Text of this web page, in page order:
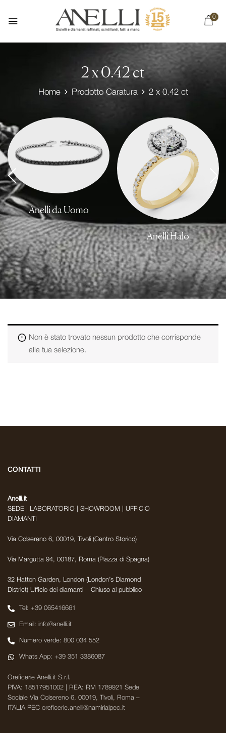
0
2 x 0.42 ct
Home Prodotto Caratura 2 x 0.42 ct
Anelli da Uomo
Anelli Halo
Non è stato trovato nessun prodotto che corrisponde
alla tua selezione.
CONTATTI
Anelli.it
SEDE | LABORATORIO | SHOWROOM | UFFICIO
DIAMANTI
Via Colsereno 6, 00019, Tivoli (Centro Storico)
Via Margutta 94, 00187, Roma (Piazza di Spagna)
32 Hatton Garden, London (London’s Diamond
District) Ufficio dei diamanti – Chiuso al pubblico
Tel: +39 065416661
Email: info@anelli.it
Numero verde: 800 034 552
Whats App: +39 351 3386087
Oreficerie Anelli.it S.r.l.
PIVA: 18517951002 | REA: RM 1789921 Sede
Sociale Via Colsereno 6, 00019, Tivoli, Roma –
ITALIA PEC oreficerie.anelli@namirialpec.it